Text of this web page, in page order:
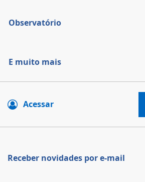
Observatório
E muito mais
Acessar
Receber novidades por e-mail